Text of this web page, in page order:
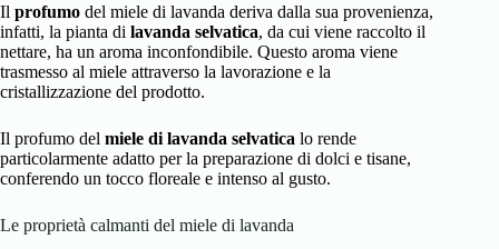
Il profumo del miele di lavanda deriva dalla sua provenienza,
infatti, la pianta di lavanda selvatica, da cui viene raccolto il
nettare, ha un aroma inconfondibile. Questo aroma viene
trasmesso al miele attraverso la lavorazione e la
cristallizzazione del prodotto.
Il profumo del miele di lavanda selvatica lo rende
particolarmente adatto per la preparazione di dolci e tisane,
conferendo un tocco floreale e intenso al gusto.
Le proprietà calmanti del miele di lavanda